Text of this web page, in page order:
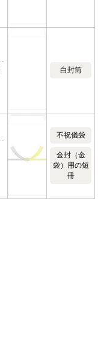
白封筒
不祝儀袋
金封（金
袋）用の短
冊